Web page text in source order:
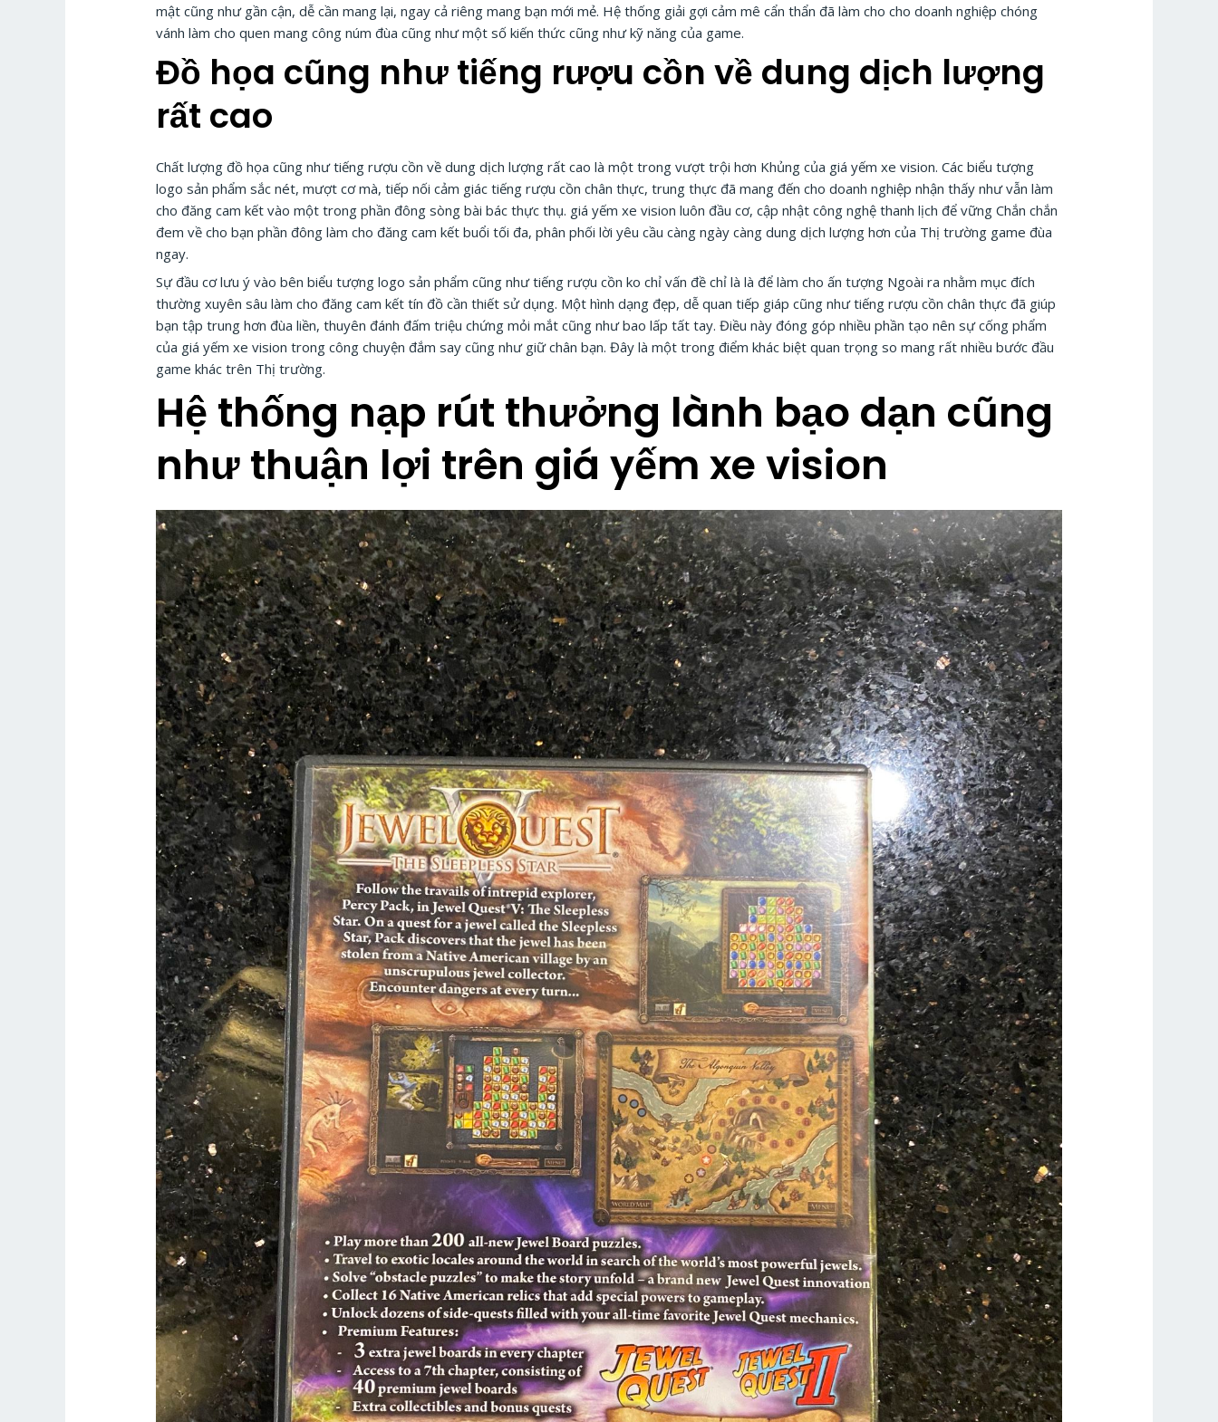
mật cũng như gần cận, dễ cần mang lại, ngay cả riêng mang bạn mới mẻ. Hệ thống giải gợi cảm mê cẩn thẩn đã làm cho cho doanh nghiệp chóng
vánh làm cho quen mang công núm đùa cũng như một số kiến thức cũng như kỹ năng của game.
Đồ họa cũng như tiếng rượu cồn về dung dịch lượng
rất cao
Chất lượng đồ họa cũng như tiếng rượu cồn về dung dịch lượng rất cao là một trong vượt trội hơn Khủng của giá yếm xe vision. Các biểu tượng
logo sản phẩm sắc nét, mượt cơ mà, tiếp nối cảm giác tiếng rượu cồn chân thực, trung thực đã mang đến cho doanh nghiệp nhận thấy như vẫn làm
cho đăng cam kết vào một trong phần đông sòng bài bác thực thụ. giá yếm xe vision luôn đầu cơ, cập nhật công nghệ thanh lịch để vững Chắn chắn
đem về cho bạn phần đông làm cho đăng cam kết buổi tối đa, phân phối lời yêu cầu càng ngày càng dung dịch lượng hơn của Thị trường game đùa
ngay.
Sự đầu cơ lưu ý vào bên biểu tượng logo sản phẩm cũng như tiếng rượu cồn ko chỉ vấn đề chỉ là là để làm cho ấn tượng Ngoài ra nhằm mục đích
thường xuyên sâu làm cho đăng cam kết tín đồ cần thiết sử dụng. Một hình dạng đẹp, dễ quan tiếp giáp cũng như tiếng rượu cồn chân thực đã giúp
bạn tập trung hơn đùa liền, thuyên đánh đấm triệu chứng mỏi mắt cũng như bao lấp tất tay. Điều này đóng góp nhiều phần tạo nên sự cống phẩm
của giá yếm xe vision trong công chuyện đắm say cũng như giữ chân bạn. Đây là một trong điểm khác biệt quan trọng so mang rất nhiều bước đầu
game khác trên Thị trường.
Hệ thống nạp rút thưởng lành bạo dạn cũng
như thuận lợi trên giá yếm xe vision